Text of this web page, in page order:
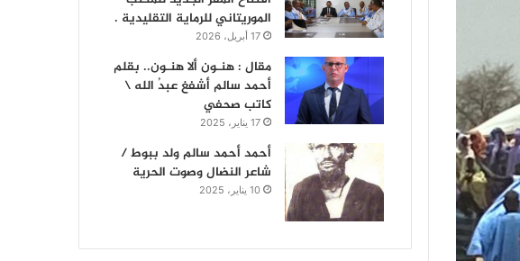
الموريتاني للرماية التقليدية .
17 أبريل، 2026
مقال : هنـون ألا هنـون.. بقلم
أحمد سالم أشفغ عبدُ الله \
كاتب صحفي
17 يناير، 2025
أحمد أحمد سالم ولد ببوط /
شاعر النضال وصوت الحرية
10 يناير، 2025